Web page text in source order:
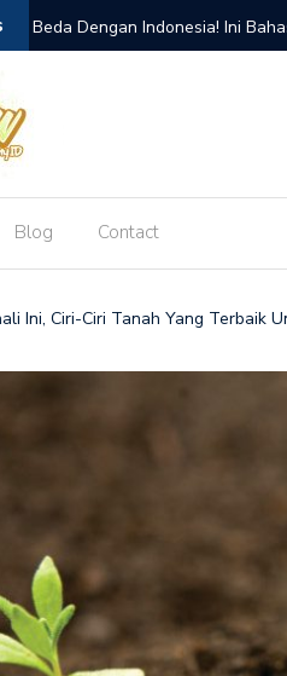
Beda Dengan Indonesia! Ini
Tiongkok atau China
Blog Contact
Ini, Ciri-Ciri Tanah Yang Terbaik